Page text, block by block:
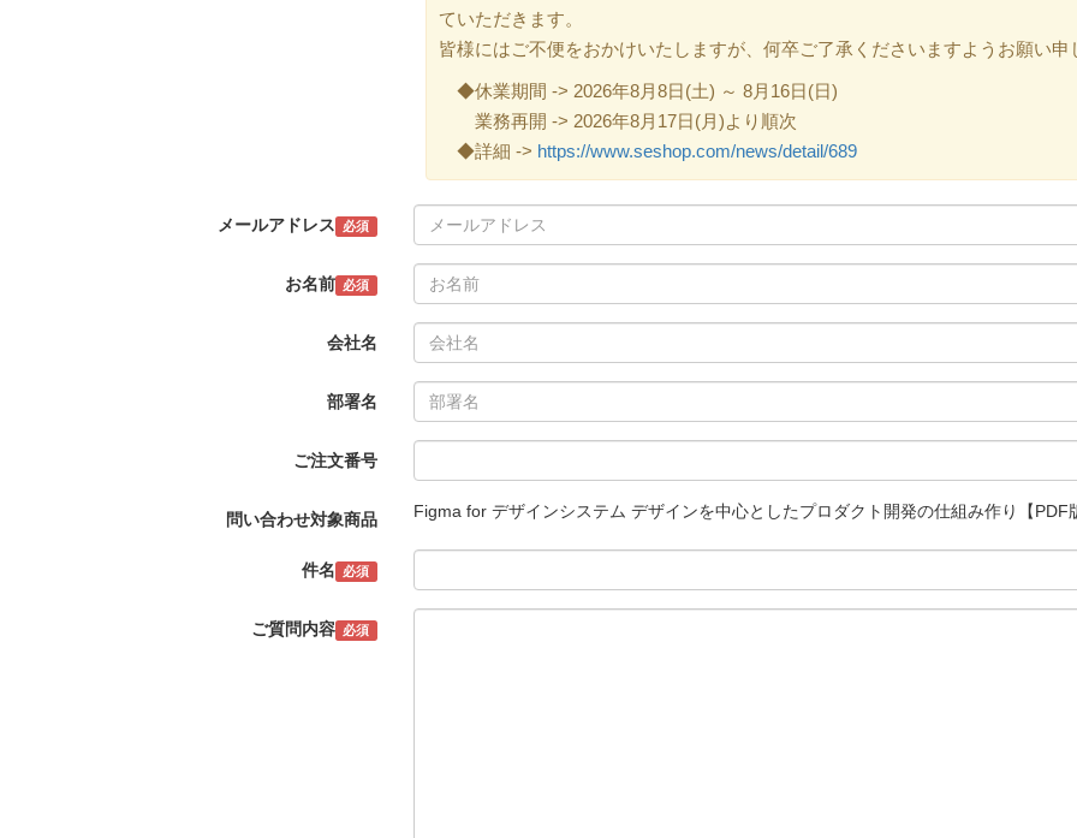
ていただきます。
皆様にはご不便をおかけいたしますが、何卒ご了承くださいますようお願い申
◆休業期間 -> 2026年8月8日(土) ～ 8月16日(日)
業務再開 -> 2026年8月17日(月)より順次
◆詳細 -> https://www.seshop.com/news/detail/689
メールアドレス 必須
お名前 必須
会社名
部署名
ご注文番号
問い合わせ対象商品 Figma for デザインシステム デザインを中心としたプロダクト開発の仕組み作り【PDF
件名 必須
ご質問内容 必須